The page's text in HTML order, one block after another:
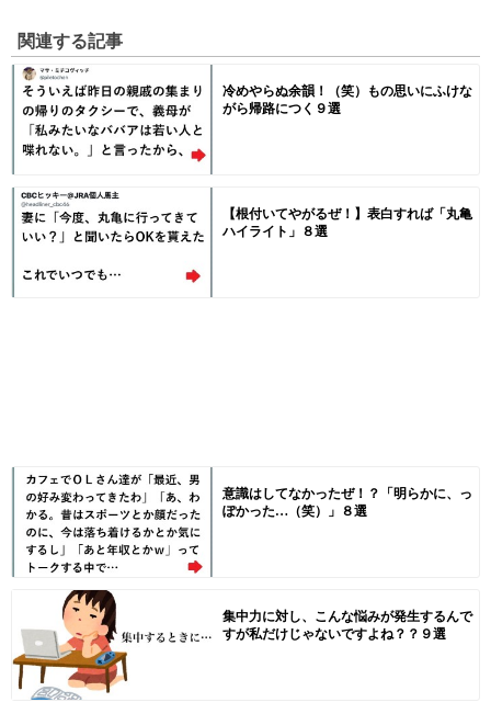
関連する記事
冷めやらぬ余韻！（笑）もの思いにふけな
がら帰路につく９選
【根付いてやがるぜ！】表白すれば「丸亀
ハイライト」８選
意識はしてなかったぜ！？「明らかに、っ
ぽかった…（笑）」８選
集中力に対し、こんな悩みが発生するんで
すが私だけじゃないですよね？？９選